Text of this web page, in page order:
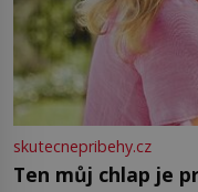
skutecnepribehy.cz
Ten můj chlap je